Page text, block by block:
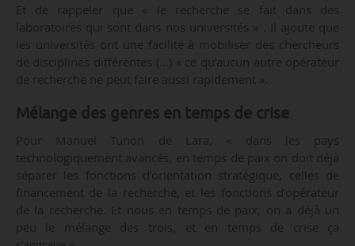
Et de rappeler que « le recherche se fait dans des
laboratoires qui sont dans nos universités » . Il ajoute que
les universités ont une facilité à mobiliser des chercheurs
de disciplines différentes (…) « ce qu’aucun autre opérateur
de recherche ne peut faire aussi rapidement ».
Mélange des genres en temps de crise
Pour Manuel Tunon de Lara, « dans les pays
technologiquement avancés, en temps de paix on doit déjà
séparer les fonctions d’orientation stratégique, celles de
financement de la recherche, et les fonctions d’opérateur
de la recherche. Et nous en temps de paix, on a déjà un
peu le mélange des trois, et en temps de crise ça